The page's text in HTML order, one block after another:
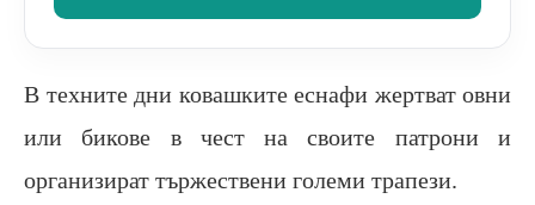
В техните дни ковашките еснафи жертват овни
или бикове в чест на своите патрони и
организират тържествени големи трапези.